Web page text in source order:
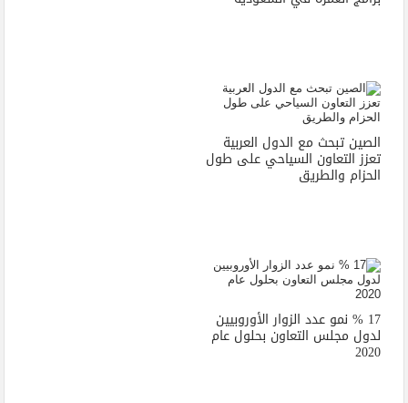
الصين تبحث مع الدول العربية
تعزز التعاون السياحي على طول
الحزام والطريق
17 % نمو عدد الزوار الأوروبيين
لدول مجلس التعاون بحلول عام
2020